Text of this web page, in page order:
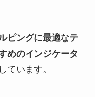
ピングに最適なテ
めのインジケータ
ています。